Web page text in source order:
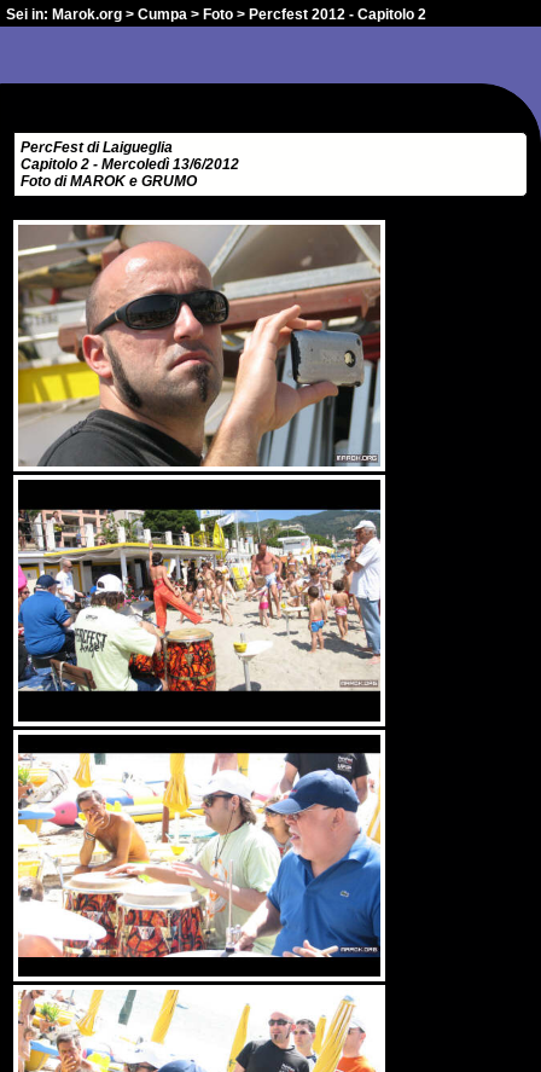
Sei in: Marok.org > Cumpa > Foto > Percfest 2012 - Capitolo 2
PercFest di Laigueglia
Capitolo 2 - Mercoledì 13/6/2012
Foto di MAROK e GRUMO